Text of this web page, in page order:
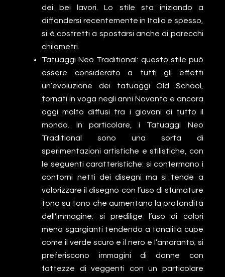
dei bei lavori. Lo stile sta iniziando a
diffondersi recentemente in Italia e spesso,
si è costretti a spostarsi anche di parecchi
chilometri.
Tatuaggi Neo Traditional: questo stile può
essere considerato a tutti gli effetti
un’evoluzione dei tatuaggi Old School,
tornati in voga negli anni Novanta e ancora
oggi molto diffusi tra i giovani di tutto il
mondo. In particolare, i Tatuaggi Neo
Traditional sono una sorta di
sperimentazioni artistiche e stilistiche, con
le seguenti caratteristiche: si confermano i
contorni netti dei disegni ma si tende a
valorizzare il disegno con l’uso di sfumature
tono su tono che aumentano la profondità
dell’immagine; si predilige l’uso di colori
meno sgargianti tendendo a tonalità cupe
come il verde scuro e il nero e l’amaranto; si
preferiscono immagini di donne con
fattezze di veggenti con un particolare